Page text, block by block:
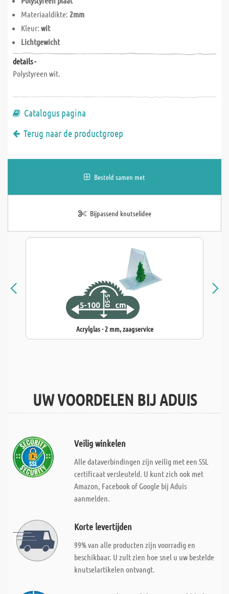
Materiaaldikte: 2mm
Kleur: wit
Lichtgewicht
details -
Polystyreen wit.
Catalogus pagina
Terug naar de productgroep
Besteld samen met
Bijpassend knutselidee
Acrylglas - 2 mm, zaagservice
UW VOORDELEN BIJ ADUIS
Veilig winkelen
Alle dataverbindingen zijn veilig met een SSL
certificaat versleuteld. U kunt zich ook met
Amazon, Facebook of Google bij Aduis
aanmelden.
Korte levertijden
99% van alle producten zijn voorradig en
beschikbaar. U zult zien hoe snel u uw bestelde
knutselartikelen ontvangt.